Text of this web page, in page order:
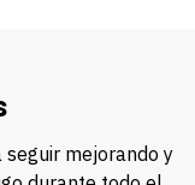
mejorando y